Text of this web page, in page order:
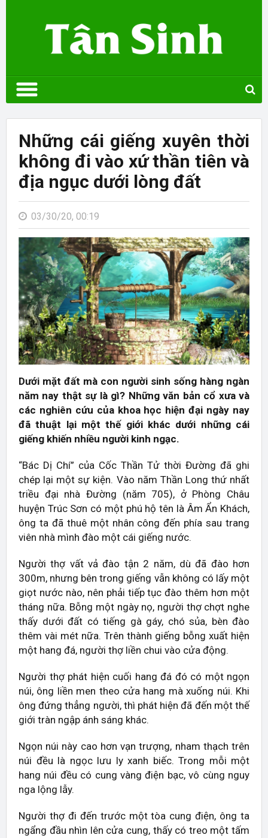
Những cái giếng xuyên thời
không đi vào xứ thần tiên và
địa ngục dưới lòng đất
03/30/20, 00:19
Dưới mặt đất mà con người sinh sống hàng ngàn
năm nay thật sự là gì? Những văn bản cổ xưa và
các nghiên cứu của khoa học hiện đại ngày nay
đã thuật lại một thế giới khác dưới những cái
giếng khiến nhiều người kinh ngạc.
“Bác Dị Chí” của Cốc Thần Tử thời Đường đã ghi
chép lại một sự kiện. Vào năm Thần Long thứ nhất
triều đại nhà Đường (năm 705), ở Phòng Châu
huyện Trúc Sơn có một phú hộ tên là Âm Ẩn Khách,
ông ta đã thuê một nhân công đến phía sau trang
viên nhà mình đào một cái giếng nước.
Người thợ vất vả đào tận 2 năm, dù đã đào hơn
300m, nhưng bên trong giếng vẫn không có lấy một
giọt nước nào, nên phải tiếp tục đào thêm hơn một
tháng nữa. Bỗng một ngày nọ, người thợ chợt nghe
thấy dưới đất có tiếng gà gáy, chó sủa, bèn đào
thêm vài mét nữa. Trên thành giếng bỗng xuất hiện
một hang đá, người thợ liền chui vào cửa động.
Người thợ phát hiện cuối hang đá đó có một ngọn
núi, ông liền men theo cửa hang mà xuống núi. Khi
ông đứng thẳng người, thì phát hiện đã đến một thế
giới tràn ngập ánh sáng khác.
Ngọn núi này cao hơn vạn trượng, nham thạch trên
núi đều là ngọc lưu ly xanh biếc. Trong mỗi một
hang núi đều có cung vàng điện bạc, vô cùng nguy
nga lộng lẫy.
Người thợ đi đến trước một tòa cung điện, ông ta
ngẩng đầu nhìn lên cửa cung, thấy có treo một tấm